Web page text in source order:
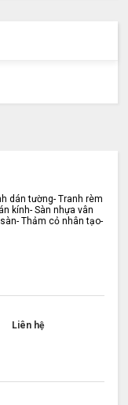
dán tường- Tranh rèm
kính- Sàn nhựa vân
Thảm cỏ nhân tạo-
Liên hệ